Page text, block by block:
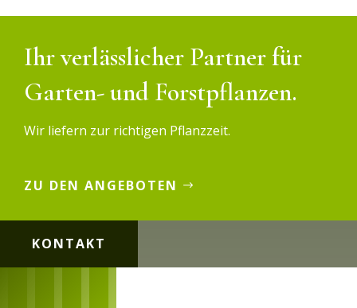
Ihr verlässlicher Partner für
Garten- und Forstpflanzen.
Wir liefern zur richtigen Pflanzzeit.
ZU DEN ANGEBOTEN
KONTAKT